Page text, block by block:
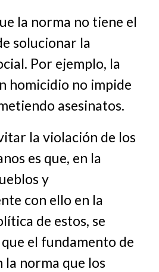
la norma no tiene el
solucionar la
Por ejemplo, la
homicidio no impide
asesinatos.
la violación de los
es que, en la
y
con ello en la
de estos, se
el fundamento de
la norma que los